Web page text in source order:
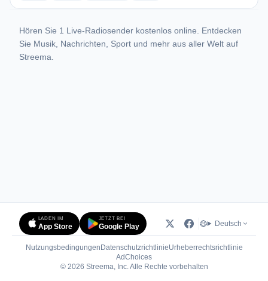
Hören Sie 1 Live-Radiosender kostenlos online. Entdecken
Sie Musik, Nachrichten, Sport und mehr aus aller Welt auf
Streema.
LADEN IM
App Store
JETZT BEI
Google Play Deutsch
Nutzungsbedingungen DatenschutzrichtlinieUrheberrechtsrichtlinie
AdChoices(öffnet in neuem Tab)
© 2026 Streema, Inc. Alle Rechte vorbehalten